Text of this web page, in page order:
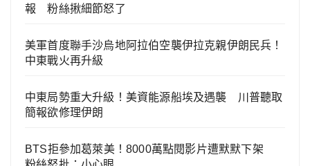
報 粉絲揪細節怒了
美軍首度聯手沙烏地阿拉伯空襲伊拉克親伊朗民兵！
中東戰火再升級
中東局勢重大升級！美資能源船埃及遇襲 川普聽取
簡報欲修理伊朗
BTS拒參加葛萊美！8000萬點閱影片遭默默下架